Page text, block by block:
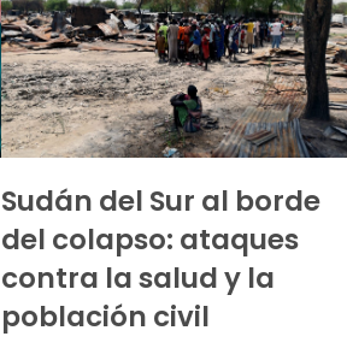
Sudán del Sur al borde
del colapso: ataques
contra la salud y la
población civil